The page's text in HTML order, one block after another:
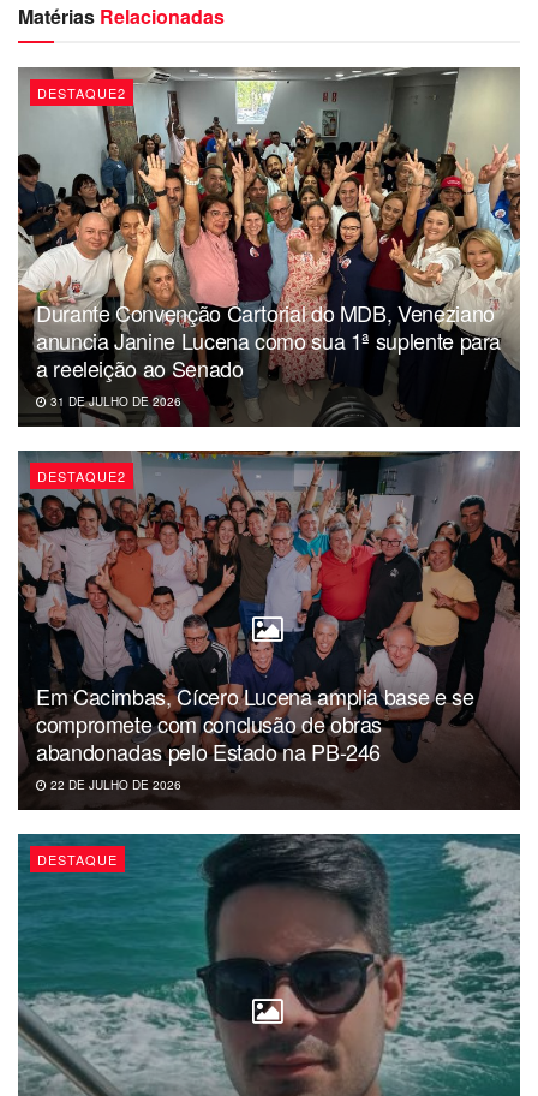
Matérias Relacionadas
DESTAQUE2
Durante Convenção Cartorial do MDB, Veneziano
anuncia Janine Lucena como sua 1ª suplente para
a reeleição ao Senado
31 DE JULHO DE 2026
DESTAQUE2
Em Cacimbas, Cícero Lucena amplia base e se
compromete com conclusão de obras
abandonadas pelo Estado na PB-246
22 DE JULHO DE 2026
DESTAQUE